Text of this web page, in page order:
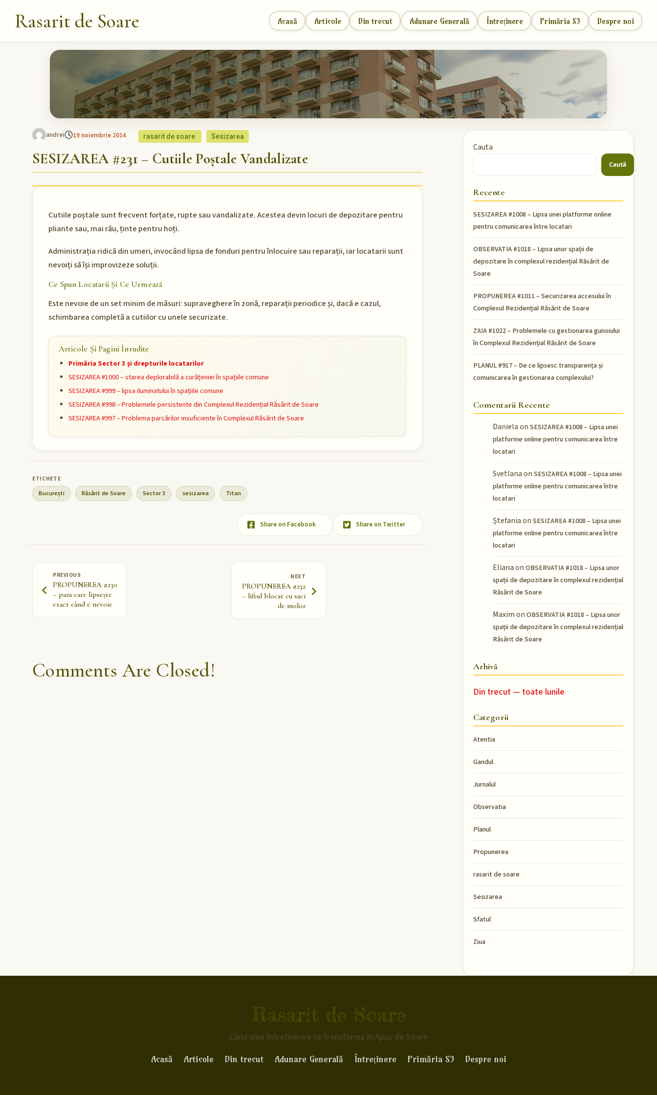
Rasarit de Soare Acasă Articole Din trecut Adunare Generală Întreținere Primăria S3 Despre noi
andrei 19 noiembrie 2014 rasarit de soare Sesizarea
SESIZAREA #231 – Cutiile Poștale Vandalizate
Cutiile poștale sunt frecvent forțate, rupte sau vandalizate. Acestea devin locuri de depozitare pentru
pliante sau, mai rău, ținte pentru hoți.
Administrația ridică din umeri, invocând lipsa de fonduri pentru înlocuire sau reparații, iar locatarii sunt
nevoiți să își improvizeze soluții.
Ce Spun Locatarii Și Ce Urmează
Este nevoie de un set minim de măsuri: supraveghere în zonă, reparații periodice și, dacă e cazul,
schimbarea completă a cutiilor cu unele securizate.
Articole Și Pagini Înrudite
Primăria Sector 3 și drepturile locatarilor
SESIZAREA #1000 – starea deplorabilă a curățeniei în spațiile comune
SESIZAREA #999 – lipsa iluminatului în spațiile comune
SESIZAREA #998 – Problemele persistente din Complexul Rezidențial Răsărit de Soare
SESIZAREA #997 – Problema parcărilor insuficiente în Complexul Răsărit de Soare
București Răsărit de Soare Sector 3 sesizarea Titan
Share on Facebook Share on Twitter
PREVIOUS
PROPUNEREA #230
– paza care lipsește
exact când e nevoie
NEXT
PROPUNEREA #232
– liftul blocat cu saci
de moloz
Comments Are Closed!
Cauta
Caută
Recente
SESIZAREA #1008 – Lipsa unei platforme online
pentru comunicarea între locatari
OBSERVATIA #1018 – Lipsa unor spații de
depozitare în complexul rezidențial Răsărit de
Soare
PROPUNEREA #1011 – Securizarea accesului în
Complexul Rezidențial Răsărit de Soare
ZIUA #1022 – Problemele cu gestionarea gunoiului
în Complexul Rezidențial Răsărit de Soare
PLANUL #917 – De ce lipsesc transparența și
comunicarea în gestionarea complexului?
Comentarii Recente
Danielaon SESIZAREA #1008 – Lipsa unei
platforme online pentru comunicarea între
locatari
Svetlanaon SESIZAREA #1008 – Lipsa unei
platforme online pentru comunicarea între
locatari
Ștefaniaon SESIZAREA #1008 – Lipsa unei
platforme online pentru comunicarea între
locatari
Elianaon OBSERVATIA #1018 – Lipsa unor
spații de depozitare în complexul rezidențial
Răsărit de Soare
Maximon OBSERVATIA #1018 – Lipsa unor
spații de depozitare în complexul rezidențial
Răsărit de Soare
Arhivă
Din trecut — toate lunile
Categorii
Atentia
Gandul
Jurnalul
Observatia
Planul
Propunerea
rasarit de soare
Sesizarea
Sfatul
Ziua
Rasarit de Soare
Când vine întreținerea se transforma în Apus de Soare
Acasă Articole Din trecut Adunare Generală Întreținere Primăria S3 Despre noi